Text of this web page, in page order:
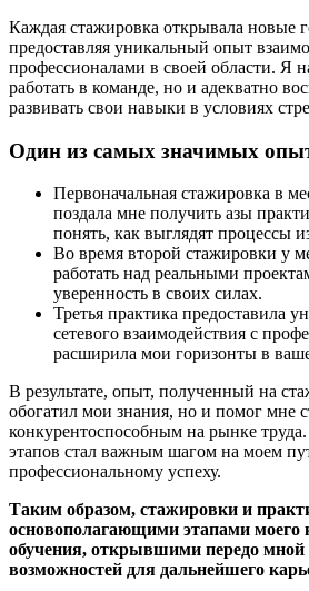
Каждая стажировка открывала новые
предоставляя уникальный опыт
профессионалами в своей области. Я
работать в команде, но и адекватно
развивать свои навыки в условиях
Один из самых значимых
Первоначальная стажировка в
поздала мне получить азы
понять, как выглядят процессы
Во время второй стажировки у
работать над реальными
уверенность в своих силах.
Третья практика предоставила
сетевого взаимодействия с
расширила мои горизонты в
В результате, опыт, полученный на
обогатил мои знания, но и помог мне
конкурентоспособным на рынке
этапов стал важным шагом на моем
профессиональному успеху.
Таким образом, стажировки и
основополагающими этапами моего
обучения, открывшими передо мной
возможностей для дальнейшего